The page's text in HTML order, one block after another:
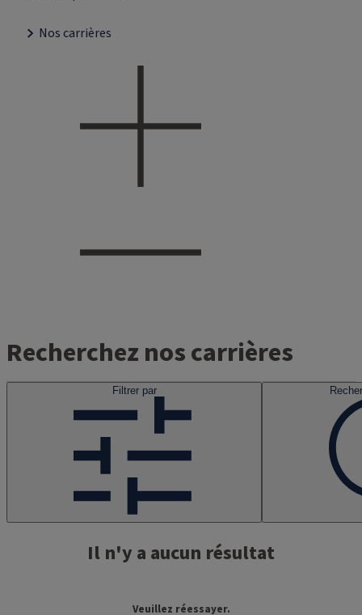
Nos carrières
Recherchez nos carrières
Filtrer par
Il n'y a aucun résultat
Veuillez réessayer.